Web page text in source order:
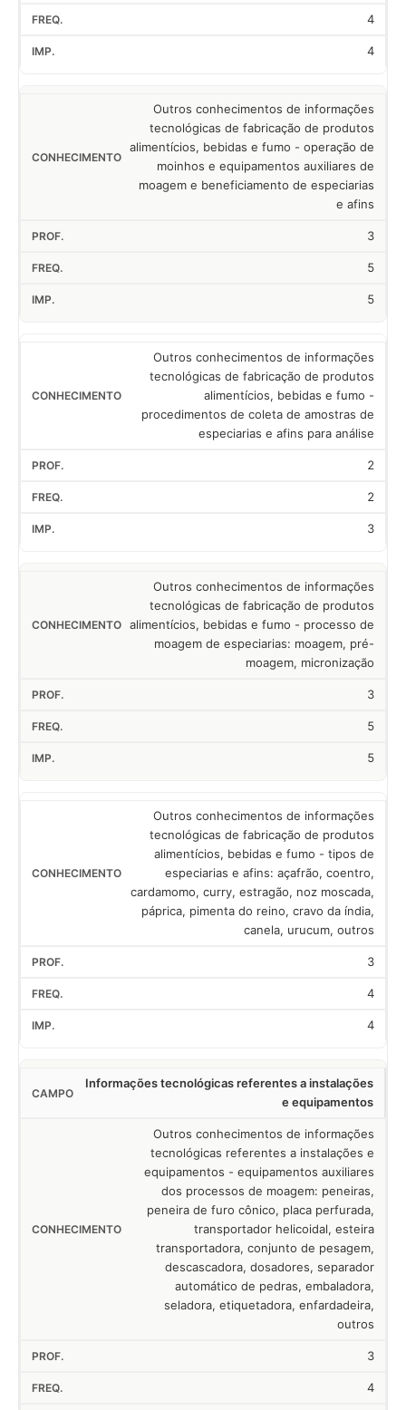
4
4
Outros conhecimentos de informações
tecnológicas de fabricação de produtos
alimentícios, bebidas e fumo - operação de
moinhos e equipamentos auxiliares de
moagem e beneficiamento de especiarias
e afins
3
5
5
Outros conhecimentos de informações
tecnológicas de fabricação de produtos
alimentícios, bebidas e fumo -
procedimentos de coleta de amostras de
especiarias e afins para análise
2
2
3
Outros conhecimentos de informações
tecnológicas de fabricação de produtos
alimentícios, bebidas e fumo - processo de
moagem de especiarias: moagem, pré-
moagem, micronização
3
5
5
Outros conhecimentos de informações
tecnológicas de fabricação de produtos
alimentícios, bebidas e fumo - tipos de
especiarias e afins: açafrão, coentro,
cardamomo, curry, estragão, noz moscada,
páprica, pimenta do reino, cravo da índia,
canela, urucum, outros
3
4
4
Informações tecnológicas referentes a instalações
e equipamentos
Outros conhecimentos de informações
tecnológicas referentes a instalações e
equipamentos - equipamentos auxiliares
dos processos de moagem: peneiras,
peneira de furo cônico, placa perfurada,
transportador helicoidal, esteira
transportadora, conjunto de pesagem,
descascadora, dosadores, separador
automático de pedras, embaladora,
seladora, etiquetadora, enfardadeira,
outros
3
4